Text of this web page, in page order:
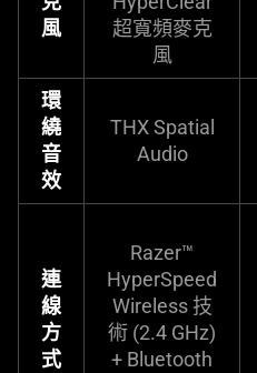
風
超寬頻麥克
風
環
繞
音
效
THX Spatial
Audio
連
線
方
式
Razer™
HyperSpeed
Wireless 技
術 (2.4 GHz)
+ Bluetooth